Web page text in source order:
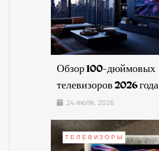
Обзор 100-дюймовых
телевизоров 2026 года
24 июля, 2026
ТЕЛЕВИЗОРЫ